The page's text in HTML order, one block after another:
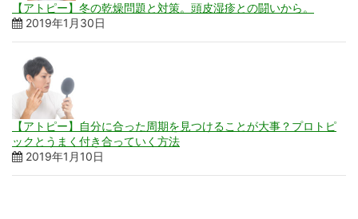
【アトピー】冬の乾燥問題と対策。頭皮湿疹との闘いから。
2019年1月30日
【アトピー】自分に合った周期を見つけることが大事？プロトピ
ックとうまく付き合っていく方法
2019年1月10日